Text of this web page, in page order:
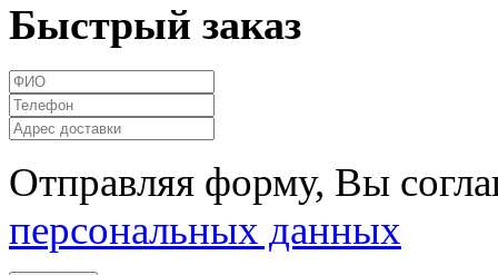
Быстрый заказ
Отправляя форму, Вы
персональных данных